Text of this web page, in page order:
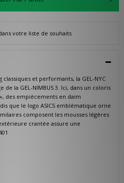
votre liste de souhaits
et performants, la GEL-NYC
la GEL-NIMBUS 3. Ici, dans un coloris
des empiècements en daim
que le logo ASICS emblématique orne
composent les mousses légères
crantée assure une